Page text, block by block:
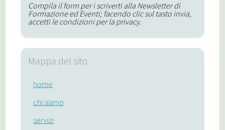
Compila il form per i scriverti alla Newsletter di
Formazione ed Eventi; facendo clic sul tasto invia,
accetti le condizioni per la privacy.
Mappa del sito
home
chi siamo
servizi